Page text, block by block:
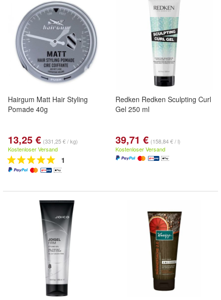
Hairgum Matt Hair Styling
Pomade 40g
13,25 € (331,25 € / kg)
Kostenloser Versand
1
Redken Redken Sculpting Curl
Gel 250 ml
39,71 € (158,84 € / l)
Kostenloser Versand